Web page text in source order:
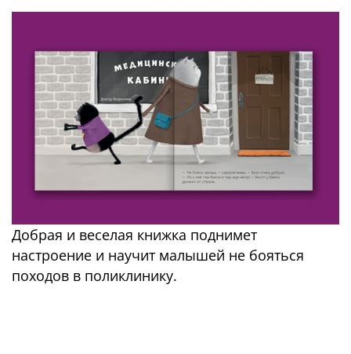
Добрая и веселая книжка поднимет
настроение и научит малышей не бояться
походов в поликлинику.